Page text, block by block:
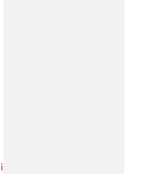
interreg-